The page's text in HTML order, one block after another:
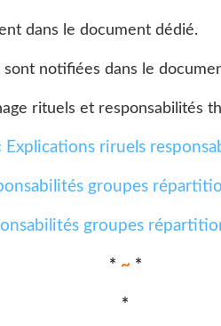
dans le document dédié.
notifiées dans le
Explications riruels
groupes
groupes
* ~ *
*